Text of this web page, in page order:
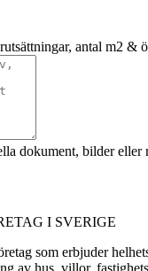
antal m2 &
dokument, bilder eller
I SVERIGE
som erbjuder
av hus, villor,